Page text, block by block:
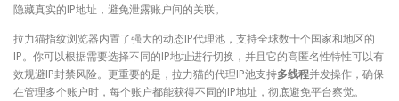
隐藏真实的IP地址，避免泄露账户间的关联。
拉力猫指纹浏览器内置了强大的动态IP代理池，支持全球数十个国家和地区的
IP。你可以根据需要选择不同的IP地址进行切换，并且它的高匿名性特性可以有
效规避IP封禁风险。更重要的是，拉力猫的代理IP池支持多线程并发操作，确保
在管理多个账户时，每个账户都能获得不同的IP地址，彻底避免平台察觉。